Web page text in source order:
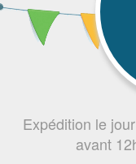
Expédition le
avant